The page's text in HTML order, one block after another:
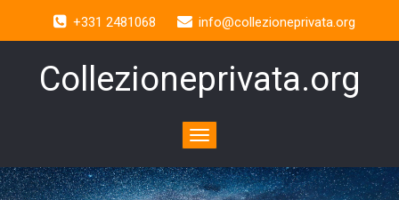
+331 2481068 info@collezioneprivata.org
Collezioneprivata.org
Toggle
navigation